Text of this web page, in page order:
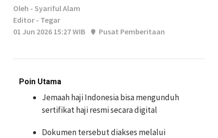
Oleh - Syariful Alam
Editor - Tegar
01 Jun 2026 15:27 WIB
Pusat Pemberitaan
Poin Utama
Jemaah haji Indonesia bisa mengunduh
sertifikat haji resmi secara digital
Dokumen tersebut diakses melalui